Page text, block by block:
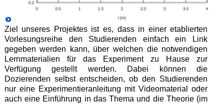
Ziel unseres Projektes ist es, dass in einer etablierten
Vorlesungsreihe den Studierenden einfach ein Link
gegeben werden kann, über welchen die notwendigen
Lernmaterialien für das Experiment zu Hause zur
Verfügung gestellt werden. Dabei können die
Dozierenden selbst entscheiden, ob den Studierenden
nur eine Experimentieranleitung mit Videomaterial oder
auch eine Einführung in das Thema und die Theorie (im